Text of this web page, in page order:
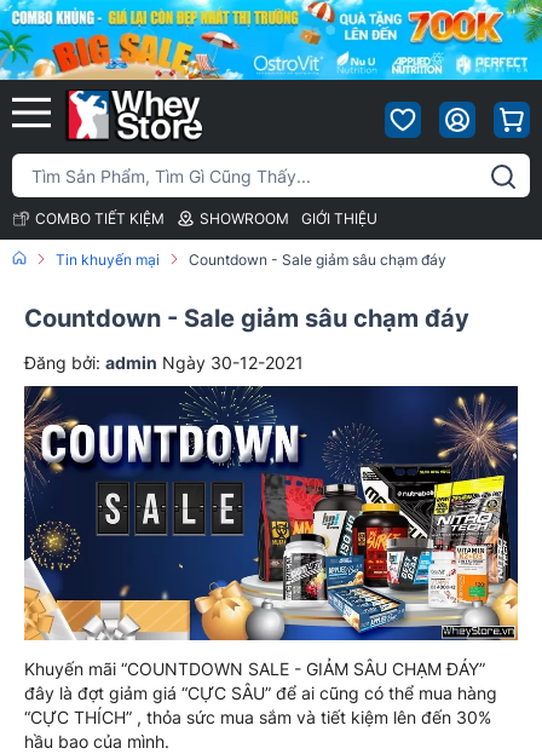
COMBO TIẾT KIỆM SHOWROOM GIỚI THIỆU
Tin khuyến mại Countdown - Sale giảm sâu chạm đáy
Countdown - Sale giảm sâu chạm đáy
Đăng bởi: admin Ngày 30-12-2021
Khuyến mãi “COUNTDOWN SALE - GIẢM SÂU CHẠM ĐÁY”
đây là đợt giảm giá “CỰC SÂU” để ai cũng có thể mua hàng
“CỰC THÍCH” , thỏa sức mua sắm và tiết kiệm lên đến 30%
hầu bao của mình.